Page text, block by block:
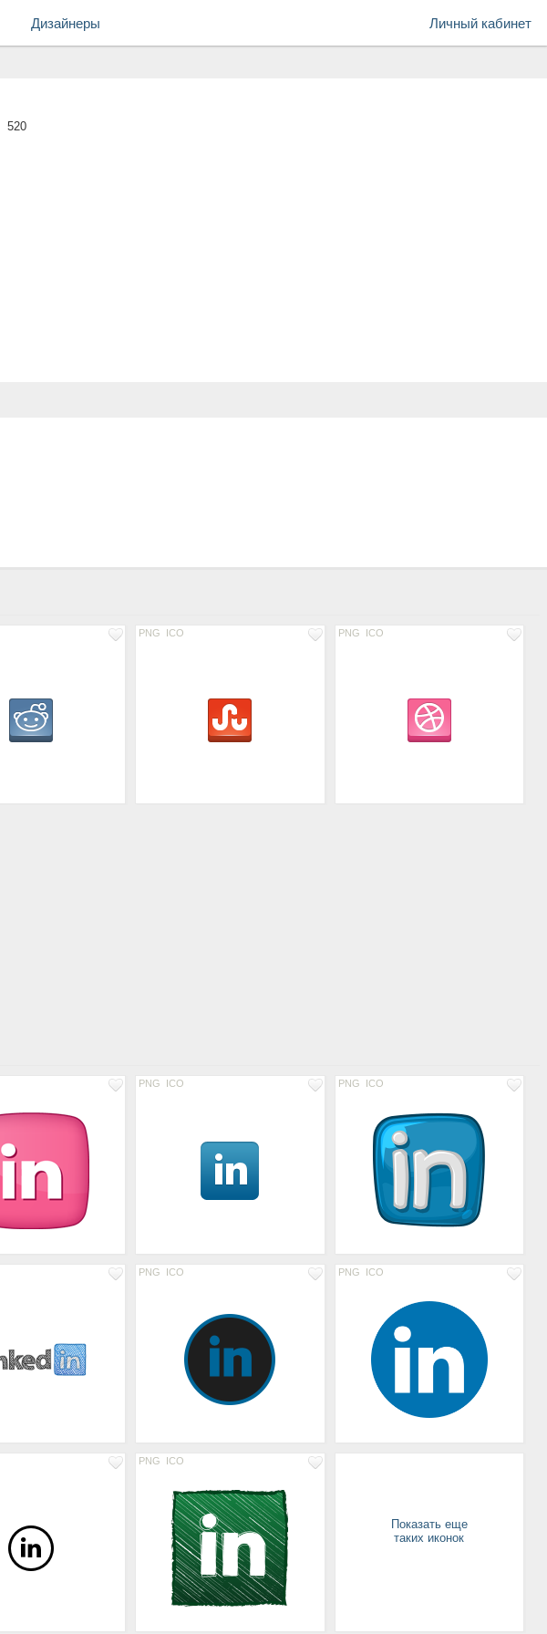
Личный кабинет
Дизайнеры
520
PNG ICO PNG ICO
PNG ICO PNG ICO
PNG ICO PNG ICO
PNG ICO
Показать еще
таких иконок